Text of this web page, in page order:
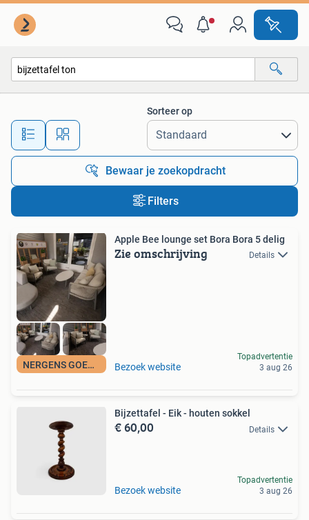
Alle afstanden…
Sorteer op
Bewaar je zoekopdracht
Filters
NERGENS GOEDKOPER
Apple Bee lounge set Bora Bora 5 delig
Zie omschrijving Details
Bezoek website
Topadvertentie
3 aug 26
Bijzettafel - Eik - houten sokkel
€ 60,00 Details
Bezoek website
Topadvertentie
3 aug 26